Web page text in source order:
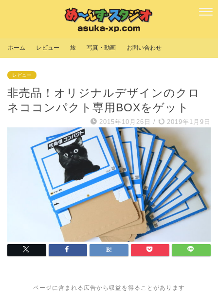
ホーム レビュー 旅 写真・動画 お問い合わせ
レビュー
非売品！オリジナルデザインのクロ
ネココンパクト専用BOXをゲット
2015年10月26日 / 2019年1月9日
ページに含まれる広告から収益を得ることがあります